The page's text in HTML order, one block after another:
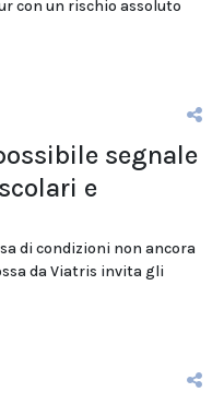
con un rischio assoluto
segnale
e
di condizioni non ancora
da Viatris invita gli